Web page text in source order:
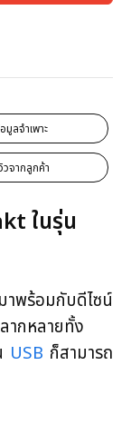
มูลจำเพาะ
วจากลูกค้า
ในรุ่น
าพร้อมกับดีไซน์
ากหลายทั้ง
USB ก็สามารถ